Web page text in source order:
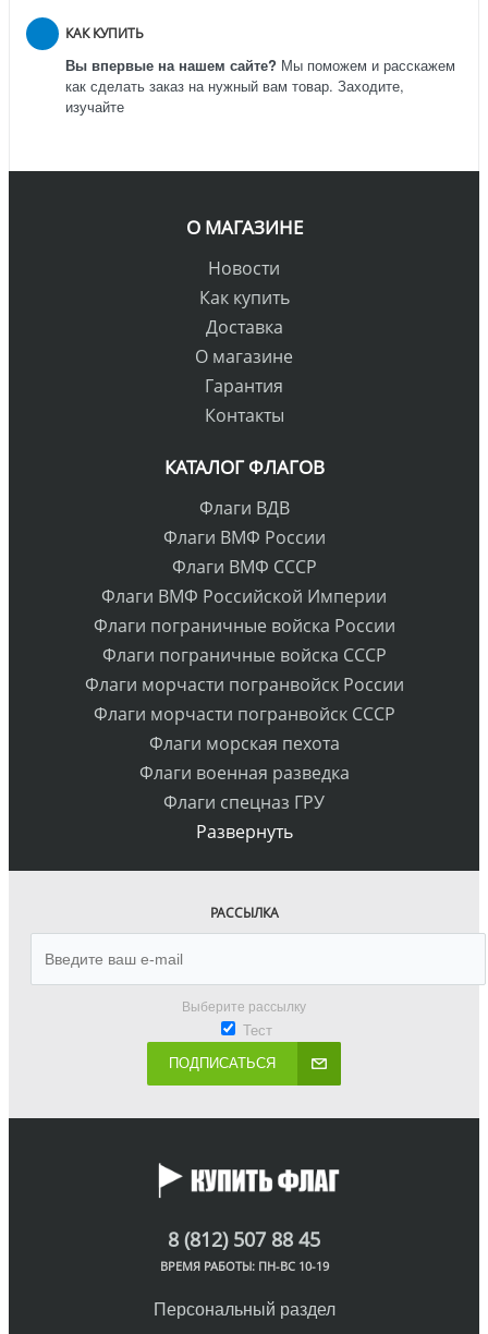
КАК КУПИТЬ
Вы впервые на нашем сайте? Мы поможем и расскажем
как сделать заказ на нужный вам товар. Заходите,
изучайте
О МАГАЗИНЕ
Новости
Как купить
Доставка
О магазине
Гарантия
Контакты
КАТАЛОГ ФЛАГОВ
Флаги ВДВ
Флаги ВМФ России
Флаги ВМФ СССР
Флаги ВМФ Российской Империи
Флаги пограничные войска России
Флаги пограничные войска СССР
Флаги морчасти погранвойск России
Флаги морчасти погранвойск СССР
Флаги морская пехота
Флаги военная разведка
Флаги спецназ ГРУ
Развернуть
РАССЫЛКА
Выберите рассылку
Тест
ПОДПИСАТЬСЯ
8 (812) 507 88 45
ВРЕМЯ РАБОТЫ: ПН-ВС 10-19
Персональный раздел